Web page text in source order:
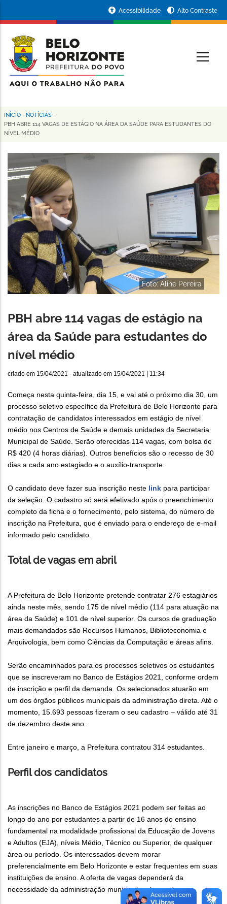
conteúdo
principal
da
Prefeitura
de
Horizonte
Acessibilidade Alto Contraste
Trilha
de
navegação
INÍCIO - NOTÍCIAS -
PBH ABRE 114 VAGAS DE ESTÁGIO NA ÁREA DA SAÚDE PARA ESTUDANTES DO
NÍVEL MÉDIO
Foto: Aline Pereira
PBH abre 114 vagas de estágio na
área da Saúde para estudantes do
nível médio
criado em 15/04/2021 - atualizado em 15/04/2021 | 11:34
Começa nesta quinta-feira, dia 15, e vai até o próximo dia 30, um
processo seletivo específico da Prefeitura de Belo Horizonte para
contratação de candidatos interessados em estágio de nível
médio nos Centros de Saúde e demais unidades da Secretaria
Municipal de Saúde. Serão oferecidas 114 vagas, com bolsa de
R$ 420 (4 horas diárias). Outros benefícios são o recesso de 30
dias a cada ano estagiado e o auxílio-transporte.
O candidato deve fazer sua inscrição neste link para participar
da seleção. O cadastro só será efetivado após o preenchimento
completo da ficha e o fornecimento, pelo sistema, do número de
inscrição na Prefeitura, que é enviado para o endereço de e-mail
informado pelo candidato.
Total de vagas em abril
A Prefeitura de Belo Horizonte pretende contratar 276 estagiários
ainda neste mês, sendo 175 de nível médio (114 para atuação na
área da Saúde) e 101 de nível superior. Os cursos de graduação
mais demandados são Recursos Humanos, Biblioteconomia e
Arquivologia, bem como Ciências da Computação e áreas afins.
Serão encaminhados para os processos seletivos os estudantes
que se inscreveram no Banco de Estágios 2021, conforme ordem
de inscrição e perfil da demanda. Os selecionados atuarão em
um dos órgãos públicos municipais da administração direta. Até o
momento, 15.693 pessoas fizeram o seu cadastro – válido até 31
de dezembro deste ano.
Entre janeiro e março, a Prefeitura contratou 314 estudantes.
Perfil dos candidatos
As inscrições no Banco de Estágios 2021 podem ser feitas ao
longo do ano por estudantes a partir de 16 anos do ensino
fundamental na modalidade profissional da Educação de Jovens
e Adultos (EJA), níveis Médio, Técnico ou Superior, de qualquer
área ou período. Os interessados devem morar
preferencialmente em Belo Horizonte e estar frequentes em suas
instituições de ensino. A oferta de vagas dependerá da
necessidade da administração municipal ao longo do ano.